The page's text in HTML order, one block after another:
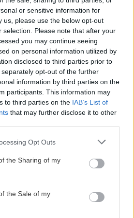
or sensitive information for
us, please use the below opt-out
selection. Please note that after your
you may continue seeing
on personal information utilized by
disclosed to third parties prior to
opt-out of the further
information by third parties on the
participants. This information may
to third parties on the IAB’s List of
that may further disclose it to other
Opt Outs
the Sharing of my
the Sale of my
18:20
Αυγούστου:
στα λιμάνια και γεμάτα
18:14
εκατ. ευρώ για
αγροτικών και
18:07
ο πληθωρισμός τον Ιούλιο
σε ενέργεια και ενοίκια
18:00
Παπουτσάκη με μαγιό
οι ειδήσεις